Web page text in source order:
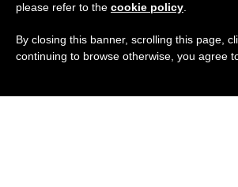
please refer to the cookie policy
By closing this banner, scrolling this page,
continuing to browse otherwise, you agree